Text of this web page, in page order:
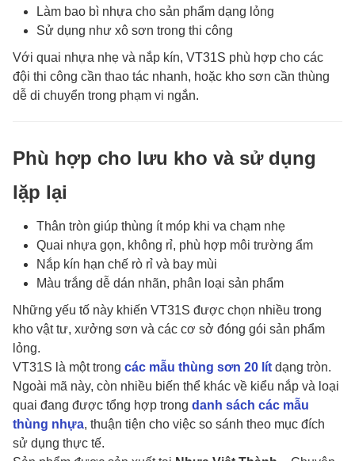
Làm bao bì nhựa cho sản phẩm dạng lỏng
Sử dụng như xô sơn trong thi công
Với quai nhựa nhẹ và nắp kín, VT31S phù hợp cho các
đội thi công cần thao tác nhanh, hoặc kho sơn cần thùng
dễ di chuyển trong phạm vi ngắn.
Phù hợp cho lưu kho và sử dụng
lặp lại
Thân tròn giúp thùng ít móp khi va chạm nhẹ
Quai nhựa gọn, không rỉ, phù hợp môi trường ẩm
Nắp kín hạn chế rò rỉ và bay mùi
Màu trắng dễ dán nhãn, phân loại sản phẩm
Những yếu tố này khiến VT31S được chọn nhiều trong
kho vật tư, xưởng sơn và các cơ sở đóng gói sản phẩm
lỏng.
VT31S là một trong các mẫu thùng sơn 20 lít dạng tròn.
Ngoài mã này, còn nhiều biến thể khác về kiểu nắp và loại
quai đang được tổng hợp trong danh sách các mẫu
thùng nhựa, thuận tiện cho việc so sánh theo mục đích
sử dụng thực tế.